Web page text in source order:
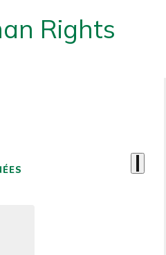
Rights